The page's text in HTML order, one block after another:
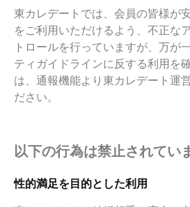
東カレデートでは、会員の皆様が
をご利用いただけるよう、不正な
トロールを行っていますが、万が
ティガイドラインに反する利用を
は、通報機能より東カレデート運
ださい。
以下の行為は禁止されてい
性的満足を目的とした利用